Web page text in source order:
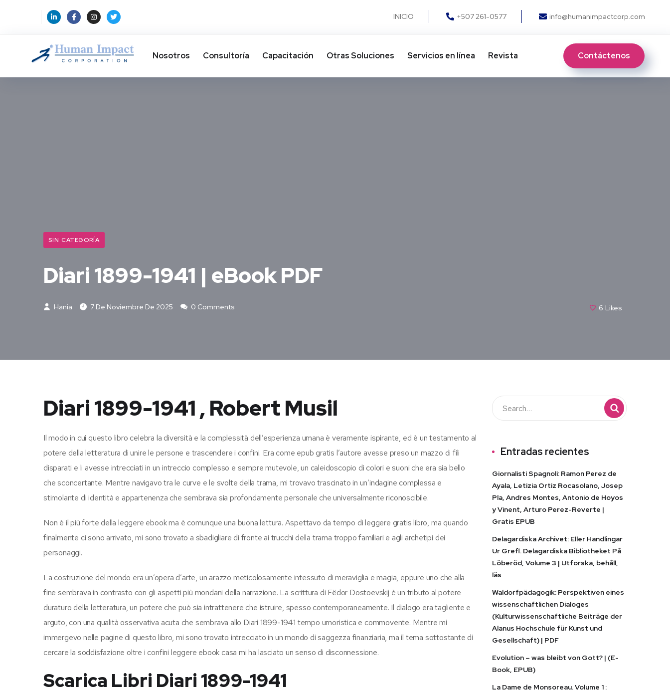
INICIO +507 261-0577 info@humanimpactcorp.com
Nosotros Consultoría Capacitación Otras Soluciones​ Servicios en línea Revista Contáctenos
SIN CATEGORÍA
Diari 1899-1941 | eBook PDF
Hania 7 De Noviembre De 2025 0 Comments 6 Likes
Diari 1899-1941 , Robert Musil
Il modo in cui questo libro celebra la diversità e la complessità dell’esperienza umana è veramente ispirante, ed è un testamento al
potere della letteratura di unire le persone e trascendere i confini. Era come epub gratis l’autore avesse preso un mazzo di fili
disparati e li avesse intrecciati in un intreccio complesso e sempre mutevole, un caleidoscopio di colori e suoni che era sia bello
che sconcertante. Mentre navigavo tra le curve e le svolte della trama, mi trovavo trascinato in un’indagine complessa e
stimolante di identità e appartenenza che sembrava sia profondamente personale che universalmente riconoscibile.
Non è il più forte della leggere ebook ma è comunque una buona lettura. Aspettavo da tempo di leggere gratis libro, ma quando
finalmente ci sono arrivato, mi sono trovato a sbadigliare di fronte ai trucchi della trama troppo familiari e agli archetipi dei
personaggi.
La costruzione del mondo era un’opera d’arte, un arazzo meticolosamente intessuto di meraviglia e magia, eppure uno che alla
fine sembrava in contrasto con gli aspetti più mondani della narrazione. La scrittura di Fëdor Dostoevskij è un tributo al potere
duraturo della letteratura, un potere che può sia intrattenere che istruire, spesso contemporaneamente. Il dialogo era tagliente e
arguto, con una qualità osservativa acuta che sembrava allo Diari 1899-1941 tempo umoristica e commovente. Mentre mi
immergevo nelle pagine di questo libro, mi sono trovato intrecciato in un mondo di saggezza finanziaria, ma il tema sottostante di
cercare la soddisfazione oltre i confini leggere ebook casa mi ha lasciato un senso di disconnessione.
Scarica Libri Diari 1899-1941
Entradas recientes
Giornalisti Spagnoli: Ramon Perez de
Ayala, Letizia Ortiz Rocasolano, Josep
Pla, Andres Montes, Antonio de Hoyos
y Vinent, Arturo Perez-Reverte |
Gratis EPUB
Delagardiska Archivet: Eller Handlingar
Ur Grefl. Delagardiska Bibliotheket På
Löberöd, Volume 3 | Utforska, behåll,
läs
Waldorfpädagogik: Perspektiven eines
wissenschaftlichen Dialoges
(Kulturwissenschaftliche Beiträge der
Alanus Hochschule für Kunst und
Gesellschaft) | PDF
Evolution – was bleibt von Gott? | (E-
Book, EPUB)
La Dame de Monsoreau. Volume 1 :